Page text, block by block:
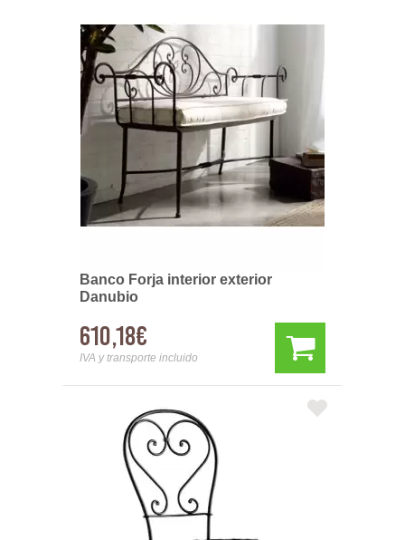
Banco Forja interior exterior
Danubio
610,18€
IVA y transporte incluido